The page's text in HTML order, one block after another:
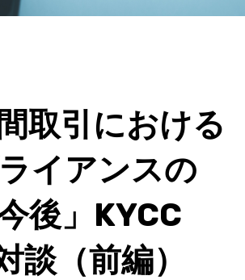
取引における
イアンスの
後」KYCC
談（前編）